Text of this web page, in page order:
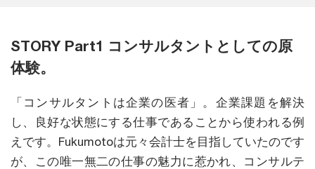
STORY Part1 コンサルタントとしての原
体験。
「コンサルタントは企業の医者」。企業課題を解決
し、良好な状態にする仕事であることから使われる例
えです。Fukumotoは元々会計士を目指していたのです
が、この唯一無二の仕事の魅力に惹かれ、コンサルテ